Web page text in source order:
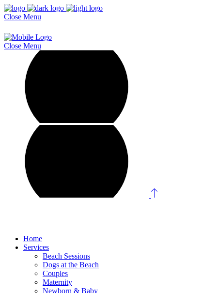
Close Menu
Close Menu
Home
Services
Beach Sessions
Dogs at the Beach
Couples
Maternity
Newborn & Baby